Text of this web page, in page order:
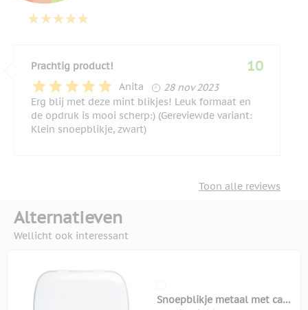
Prachtig product!
Anita
28 november 2023
28 nov 2023
10
Erg blij met deze mint blikjes! Leuk formaat en
de opdruk is mooi scherp:) (Gereviewde variant:
Klein snoepblikje, zwart)
Toon alle reviews
Alternatieven
Wellicht ook interessant
Snoepblikje metaal met ca